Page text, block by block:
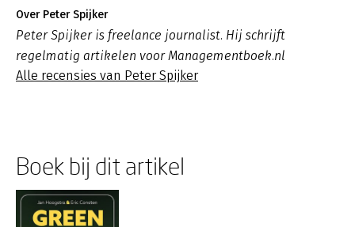
Over Peter Spijker
Peter Spijker is freelance journalist. Hij schrijft
regelmatig artikelen voor Managementboek.nl
Alle recensies van Peter Spijker
Boek bij dit artikel